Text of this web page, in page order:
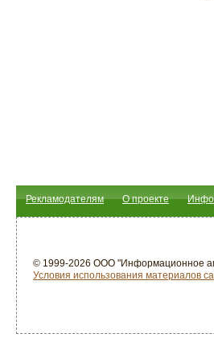
Рекламодателям О проекте
© 1999-2026 ООО "Информационное
Условия использования материалов